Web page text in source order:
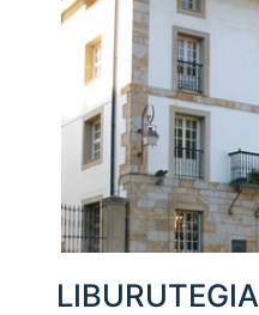
LIBURUTEGIA